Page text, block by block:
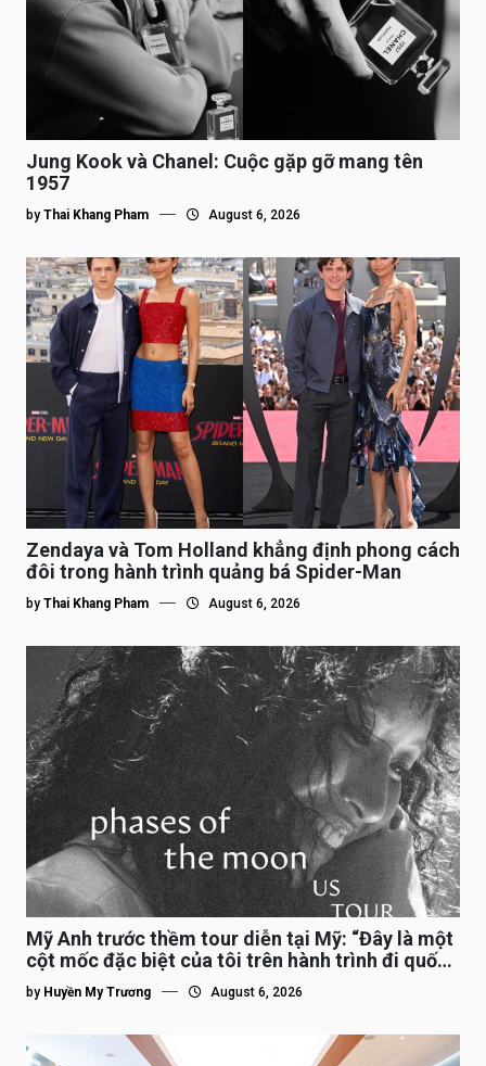
Jung Kook và Chanel: Cuộc gặp gỡ mang tên
1957
by Thai Khang Pham August 6, 2026
Zendaya và Tom Holland khẳng định phong cách
đôi trong hành trình quảng bá Spider-Man
by Thai Khang Pham August 6, 2026
Mỹ Anh trước thềm tour diễn tại Mỹ: “Đây là một
cột mốc đặc biệt của tôi trên hành trình đi quốc
tế”
by Huyền My Trương August 6, 2026